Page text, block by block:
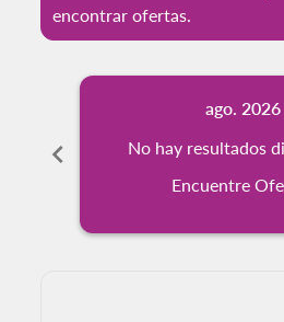
encontrar ofertas.
chevron_left
ago. 2026
No hay resultados
Encuentre